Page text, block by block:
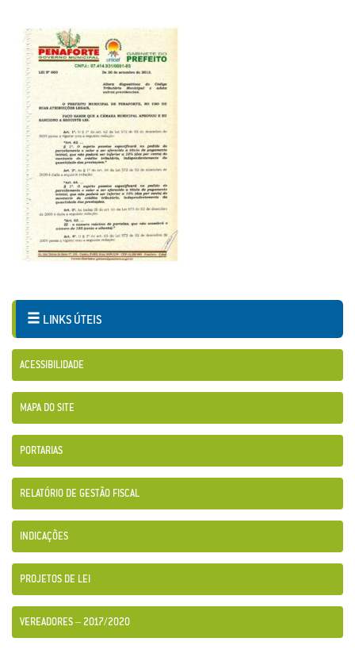
LINKS ÚTEIS
ACESSIBILIDADE
MAPA DO SITE
PORTARIAS
RELATÓRIO DE GESTÃO FISCAL
INDICAÇÕES
PROJETOS DE LEI
VEREADORES – 2017/2020